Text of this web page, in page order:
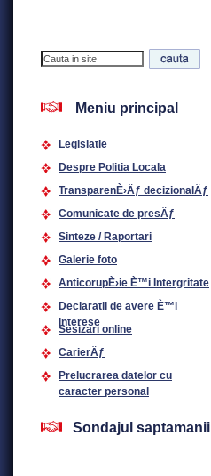
Meniu principal
Legislatie
Despre Politia Locala
TransparenÈ›Äƒ decizionalÄƒ
Comunicate de presÄƒ
Sinteze / Raportari
Galerie foto
AnticorupÈ›ie È™i Intergritate
Declaratii de avere È™i
interese
Sesizari online
CarierÄƒ
Prelucrarea datelor cu
caracter personal
Sondajul saptamanii